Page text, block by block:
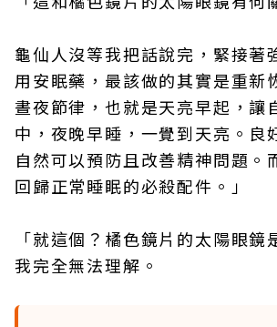
龜仙人沒等我把話說完，緊接著
用安眠藥，最該做的其實是重新
晝夜節律，也就是天亮早起，讓
中，夜晚早睡，一覺到天亮。良
自然可以預防且改善精神問題。
回歸正常睡眠的必殺配件。」
「就這個？橘色鏡片的太陽眼鏡
我完全無法理解。